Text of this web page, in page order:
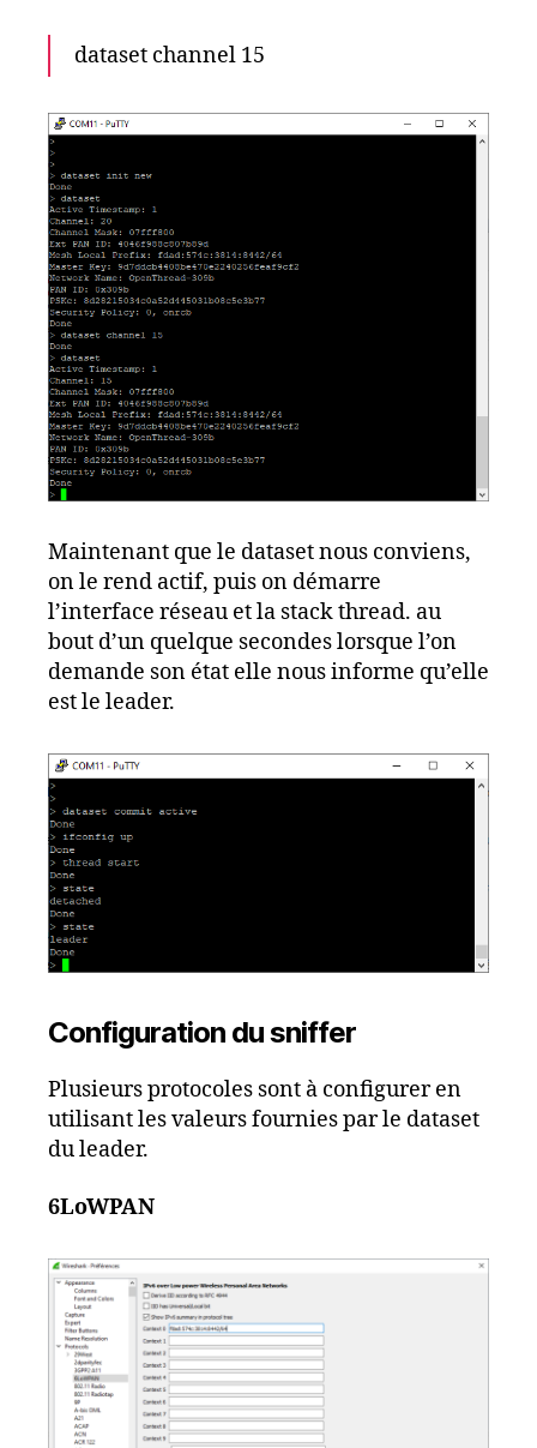
dataset channel 15
Maintenant que le dataset nous conviens,
on le rend actif, puis on démarre
l’interface réseau et la stack thread. au
bout d’un quelque secondes lorsque l’on
demande son état elle nous informe qu’elle
est le leader.
Configuration du sniffer
Plusieurs protocoles sont à configurer en
utilisant les valeurs fournies par le dataset
du leader.
6LoWPAN